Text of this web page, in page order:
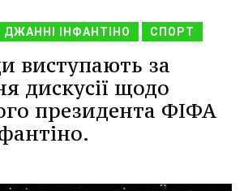
ДЖАННІ ІНФАНТІНО СПОРТ
виступають за
дискусії щодо
президента ФІФА